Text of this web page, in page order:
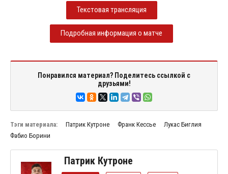
Текстовая трансляция
Подробная информация о матче
Понравился материал? Поделитесь ссылкой с
друзьями!
Тэги материала: Патрик Кутроне Франк Кессье
Лукас Биглия
Фабио Борини
Патрик Кутроне